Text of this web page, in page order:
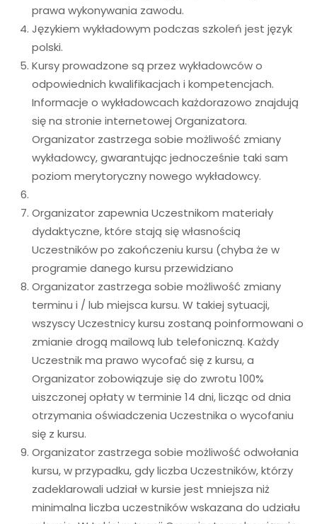
prawa wykonywania zawodu.
Językiem wykładowym podczas szkoleń jest język
polski.
Kursy prowadzone są przez wykładowców o
odpowiednich kwalifikacjach i kompetencjach.
Informacje o wykładowcach każdorazowo znajdują
się na stronie internetowej Organizatora.
Organizator zastrzega sobie możliwość zmiany
wykładowcy, gwarantując jednocześnie taki sam
poziom merytoryczny nowego wykładowcy.
Organizator zapewnia Uczestnikom materiały
dydaktyczne, które stają się własnością
Uczestników po zakończeniu kursu (chyba że w
programie danego kursu przewidziano
Organizator zastrzega sobie możliwość zmiany
terminu i / lub miejsca kursu. W takiej sytuacji,
wszyscy Uczestnicy kursu zostaną poinformowani o
zmianie drogą mailową lub telefoniczną. Każdy
Uczestnik ma prawo wycofać się z kursu, a
Organizator zobowiązuje się do zwrotu 100%
uiszczonej opłaty w terminie 14 dni, licząc od dnia
otrzymania oświadczenia Uczestnika o wycofaniu
się z kursu.
Organizator zastrzega sobie możliwość odwołania
kursu, w przypadku, gdy liczba Uczestników, którzy
zadeklarowali udział w kursie jest mniejsza niż
minimalna liczba uczestników wskazana do udziału